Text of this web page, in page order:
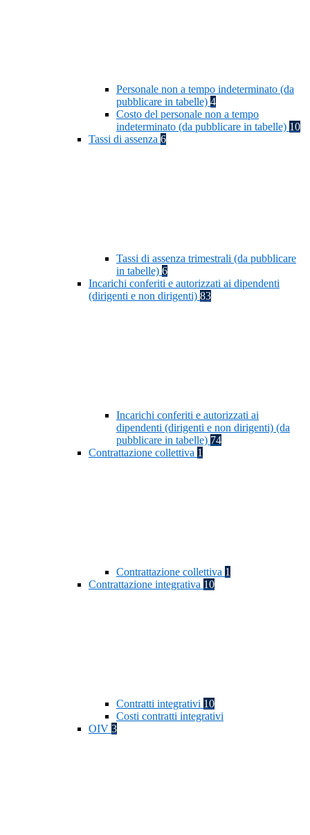
Personale non a tempo indeterminato (da
pubblicare in tabelle) 4
Costo del personale non a tempo
indeterminato (da pubblicare in tabelle) 10
Tassi di assenza 6
Tassi di assenza trimestrali (da pubblicare
in tabelle) 6
Incarichi conferiti e autorizzati ai dipendenti
(dirigenti e non dirigenti) 83
Incarichi conferiti e autorizzati ai
dipendenti (dirigenti e non dirigenti) (da
pubblicare in tabelle) 74
Contrattazione collettiva 1
Contrattazione collettiva 1
Contrattazione integrativa 10
Contratti integrativi 10
Costi contratti integrativi
OIV 3